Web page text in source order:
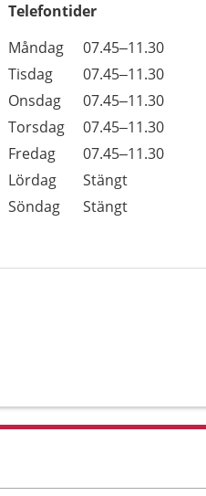
Telefontider
Dag
Öppettider
Kommentarer
Måndag
07.45–11.30
Tisdag
07.45–11.30
Onsdag
07.45–11.30
Torsdag
07.45–11.30
Fredag
07.45–11.30
Lördag
Stängt
Söndag
Stängt